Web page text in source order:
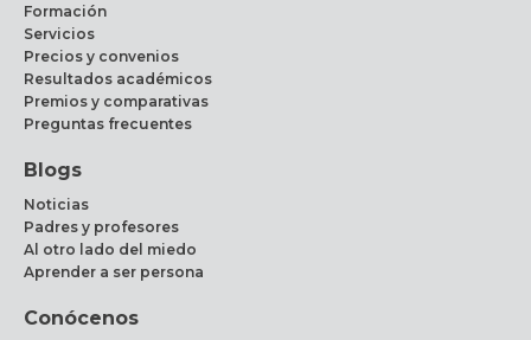
Formación
Servicios
Precios y convenios
Resultados académicos
Premios y comparativas
Preguntas frecuentes
Blogs
Noticias
Padres y profesores
Al otro lado del miedo
Aprender a ser persona
Conócenos